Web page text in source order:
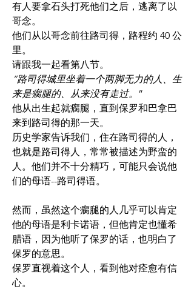
有人要拿石头打死他们之后，逃离了以
哥念。
他们从以哥念前往路司得，路程约 40 公
里。
请跟我一起看第八节。
“路司得城里坐着一个两脚无力的人、生
来是瘸腿的、从来没有走过。 ”
他从出生起就瘸腿，直到保罗和巴拿巴
来到路司得的那一天。
历史学家告诉我们，住在路司得的人，
也就是路司得人，常常被描述为野蛮的
人。他们并不十分精巧，可能只会说他
们的母语--路司得语。
然而，虽然这个瘸腿的人几乎可以肯定
他的母语是利卡诺语，但他肯定也懂希
腊语，因为他听了保罗的话，也明白了
保罗的意思。
保罗直视着这个人，看到他对痊愈有信
心。